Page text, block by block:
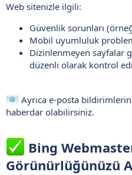
Web sitenizle ilgili:
Güvenlik sorunları
Mobil uyumluluk
Dizinlenmeyen sayfalar
düzenli olarak kontrol
Ayrıca e-posta
haberdar olabilirsiniz.
Bing
Görünürlüğünüzü